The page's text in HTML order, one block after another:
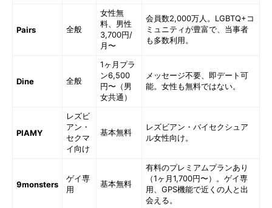
Pairs 全般
女性無
料、男性
3,700円/
月〜
会員数2,000万人。LGBTQ+コ
ミュニティが豊富で、当事者
も多数利用。
Dine 全般
1ヶ月プラ
ン6,500
円〜（男
女共通）
メッセージ不要、即デート可
能。女性も無料ではない。
PIAMY
レズビ
アン・
セクマ
イ向け
基本無料
レズビアン・バイセクシュア
ル女性向け。
9monsters
ゲイ専
用
基本無料
有料のプレミアムプランあり
（1ヶ月1,700円〜）。ゲイ専
用、GPS機能で近くの人と出
会える。